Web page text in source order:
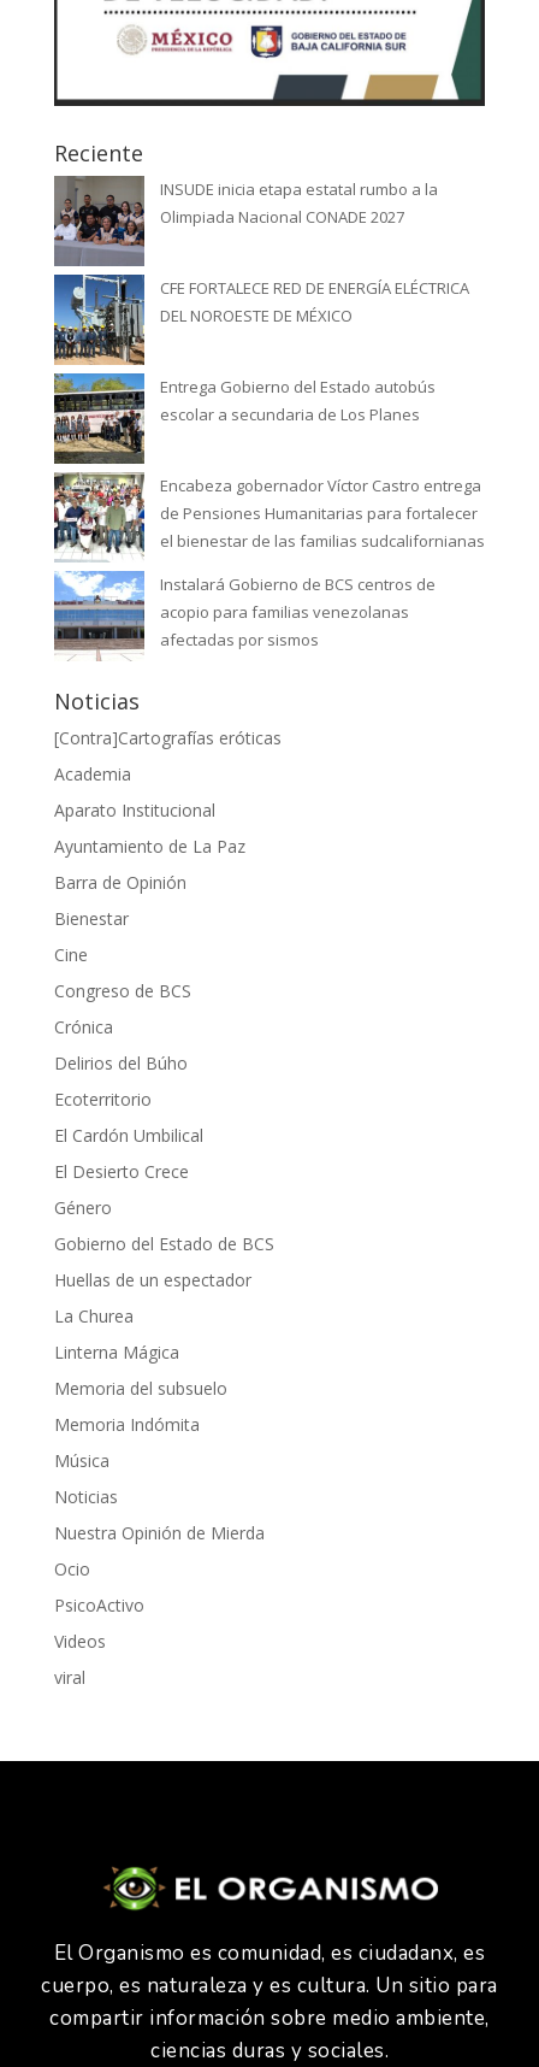
Reciente
INSUDE inicia etapa estatal rumbo a la
Olimpiada Nacional CONADE 2027
CFE FORTALECE RED DE ENERGÍA ELÉCTRICA
DEL NOROESTE DE MÉXICO
Entrega Gobierno del Estado autobús
escolar a secundaria de Los Planes
Encabeza gobernador Víctor Castro entrega
de Pensiones Humanitarias para fortalecer
el bienestar de las familias sudcalifornianas
Instalará Gobierno de BCS centros de
acopio para familias venezolanas
afectadas por sismos
Noticias
[Contra]Cartografías eróticas
Academia
Aparato Institucional
Ayuntamiento de La Paz
Barra de Opinión
Bienestar
Cine
Congreso de BCS
Crónica
Delirios del Búho
Ecoterritorio
El Cardón Umbilical
El Desierto Crece
Género
Gobierno del Estado de BCS
Huellas de un espectador
La Churea
Linterna Mágica
Memoria del subsuelo
Memoria Indómita
Música
Noticias
Nuestra Opinión de Mierda
Ocio
PsicoActivo
Videos
viral
El Organismo es comunidad, es ciudadanx, es
cuerpo, es naturaleza y es cultura. Un sitio para
compartir información sobre medio ambiente,
ciencias duras y sociales.